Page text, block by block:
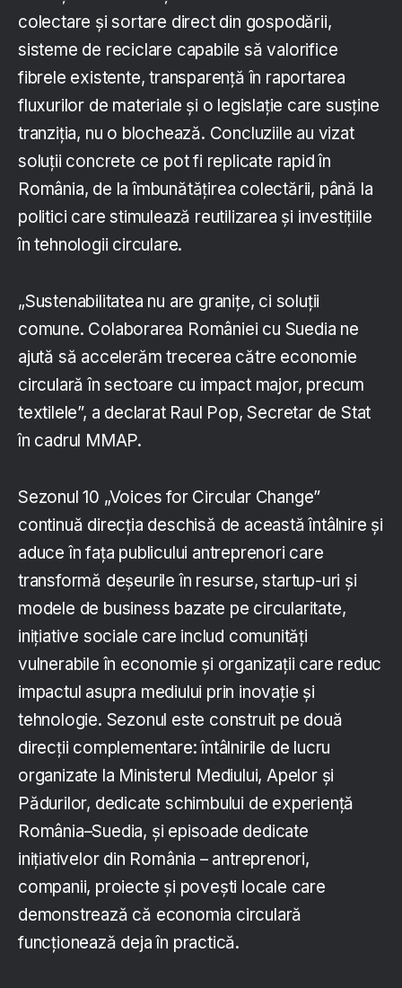
colectare și sortare direct din gospodării,
sisteme de reciclare capabile să valorifice
fibrele existente, transparență în raportarea
fluxurilor de materiale și o legislație care susține
tranziția, nu o blochează. Concluziile au vizat
soluții concrete ce pot fi replicate rapid în
România, de la îmbunătățirea colectării, până la
politici care stimulează reutilizarea și investițiile
în tehnologii circulare.
„Sustenabilitatea nu are granițe, ci soluții
comune. Colaborarea României cu Suedia ne
ajută să accelerăm trecerea către economie
circulară în sectoare cu impact major, precum
textilele”, a declarat Raul Pop, Secretar de Stat
în cadrul MMAP.
Sezonul 10 „Voices for Circular Change”
continuă direcția deschisă de această întâlnire și
aduce în fața publicului antreprenori care
transformă deșeurile în resurse, startup-uri și
modele de business bazate pe circularitate,
inițiative sociale care includ comunități
vulnerabile în economie și organizații care reduc
impactul asupra mediului prin inovație și
tehnologie. Sezonul este construit pe două
direcții complementare: întâlnirile de lucru
organizate la Ministerul Mediului, Apelor și
Pădurilor, dedicate schimbului de experiență
România–Suedia, și episoade dedicate
inițiativelor din România – antreprenori,
companii, proiecte și povești locale care
demonstrează că economia circulară
funcționează deja în practică.